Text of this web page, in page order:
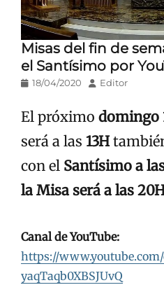
Misas del fin de
el Santísimo por
Publicado
18/04/2020 AutorEditor
El próximo domingo
será a las 13H
con el Santísimo a
la Misa será a las
Canal de YouTube:
https://
yaqTaqb0XBSJUvQ